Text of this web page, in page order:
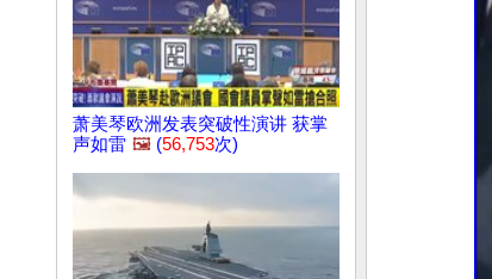
萧美琴欧洲发表突破性演讲 获掌
声如雷 🖼️ (56,753次)